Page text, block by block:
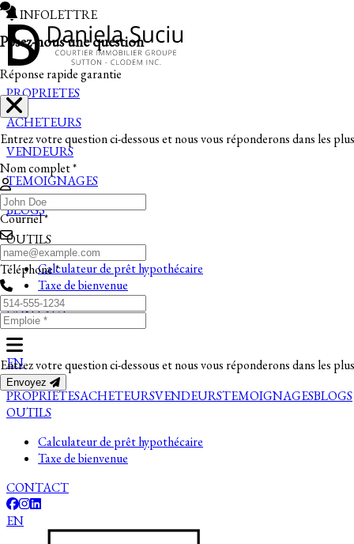
INFOLETTRE
PROPRIETES
ACHETEURS
VENDEURS
TEMOIGNAGES
BLOGS
OUTILS
Calculateur de prêt hypothécaire
Taxe de bienvenue
CONTACT
EN
PROPRIETESACHETEURSVENDEURSTEMOIGNAGESBLOGS
OUTILS
Calculateur de prêt hypothécaire
Taxe de bienvenue
CONTACT
EN
Posez-nous une question
Réponse rapide garantie
Entrez votre question ci-dessous et nous vous réponderons dans les
Nom complet *
Courriel *
Téléphone *
Entrez votre question ci-dessous et nous vous réponderons dans les
Envoyez